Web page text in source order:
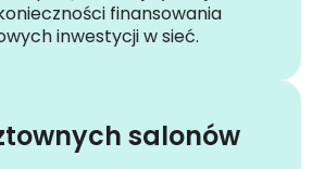
finansowania
inwestycji w sieć.
salonów